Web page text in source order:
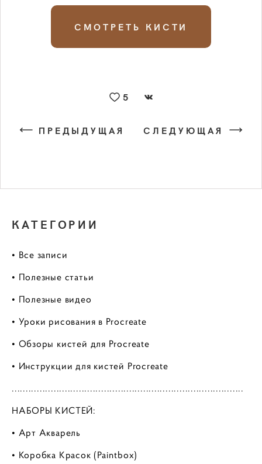
СМОТРЕТЬ КИСТИ
5
ПРЕДЫДУЩАЯ СЛЕДУЮЩАЯ
КАТЕГОРИИ
• Все записи
• Полезные статьи
• Полезные видео
• Уроки рисования в Procreate
• Обзоры кистей для Procreate
• Инструкции для кистей Procreate
...................................................................................
НАБОРЫ КИСТЕЙ:
• Арт Акварель
• Коробка Красок (Paintbox)